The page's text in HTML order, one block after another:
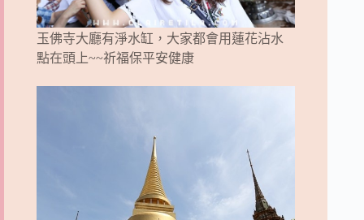
玉佛寺大廳有淨水缸，大家都會用蓮花沾水
點在頭上~~祈福保平安健康